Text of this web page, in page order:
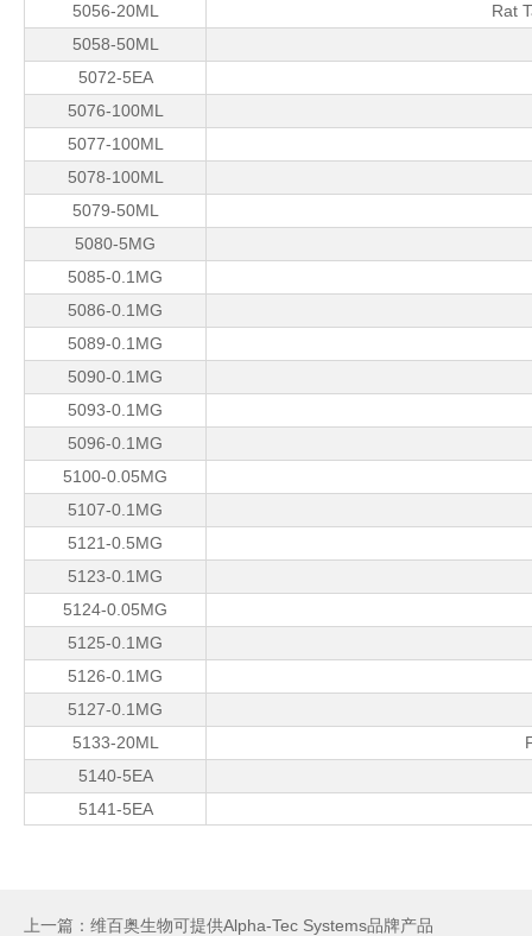
5056-20ML
Rat
5058-50ML
5072-5EA
5076-100ML
5077-100ML
5078-100ML
5079-50ML
5080-5MG
5085-0.1MG
5086-0.1MG
5089-0.1MG
5090-0.1MG
5093-0.1MG
5096-0.1MG
5100-0.05MG
5107-0.1MG
5121-0.5MG
5123-0.1MG
5124-0.05MG
5125-0.1MG
5126-0.1MG
5127-0.1MG
5133-20ML
5140-5EA
5141-5EA
上一篇：维百奥生物可提供Alpha‑Tec Systems品牌产品